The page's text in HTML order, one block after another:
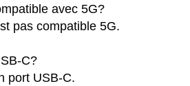
avec 5G?
pas compatible 5G.
C?
port USB-C.